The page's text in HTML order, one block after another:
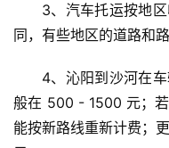
3、汽车托运按地
同，有些地区的道路和
4、沁阳到沙河在
般在 500 - 1500 元；
能按新路线重新计费；